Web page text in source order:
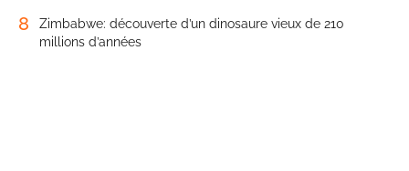
8
Zimbabwe: découverte d’un dinosaure vieux de 210
millions d’années